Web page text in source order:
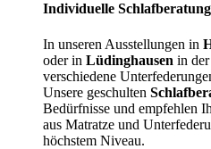
Individuelle
In unseren Ausstellungen in
oder in Lüdinghausen in
verschiedene
Unsere geschulten
Bedürfnisse und empfehlen
aus Matratze und
höchstem Niveau.